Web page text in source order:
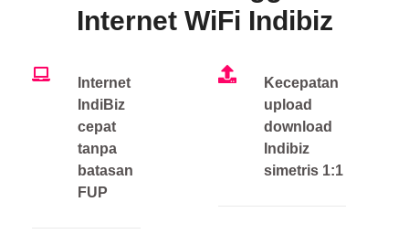
Internet WiFi Indibiz
Internet
IndiBiz
cepat
tanpa
batasan
FUP
Kecepatan
upload
download
Indibiz
simetris 1:1